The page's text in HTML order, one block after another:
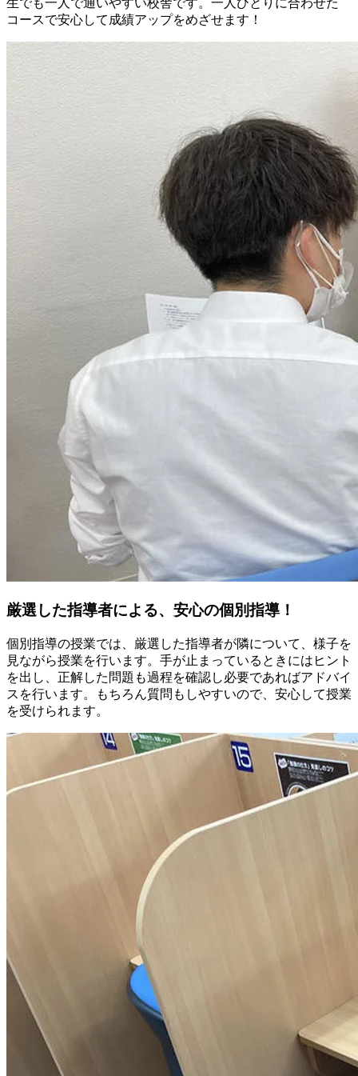
生でも一人で通いやすい校舎です。一人ひとりに合わせた
コースで安心して成績アップをめざせます！
厳選した指導者による、安心の個別指導！
個別指導の授業では、厳選した指導者が隣について、様子を
見ながら授業を行います。手が止まっているときにはヒント
を出し、正解した問題も過程を確認し必要であればアドバイ
スを行います。もちろん質問もしやすいので、安心して授業
を受けられます。